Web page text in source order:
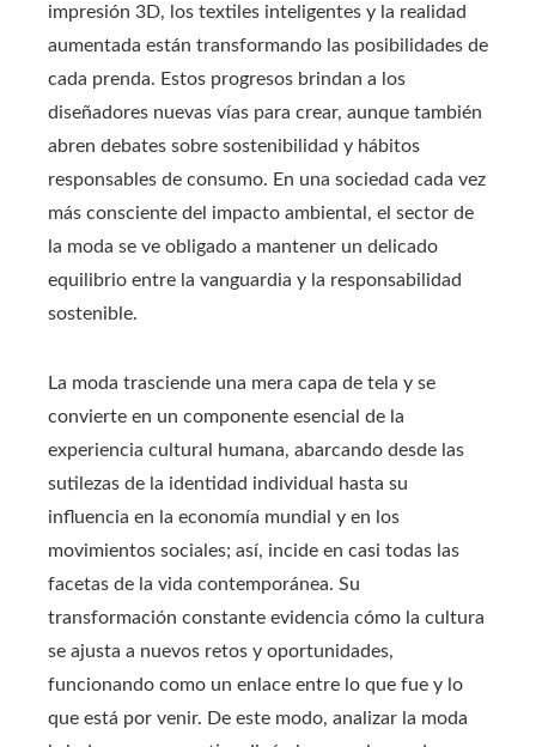
impresión 3D, los textiles inteligentes y la realidad
aumentada están transformando las posibilidades de
cada prenda. Estos progresos brindan a los
diseñadores nuevas vías para crear, aunque también
abren debates sobre sostenibilidad y hábitos
responsables de consumo. En una sociedad cada vez
más consciente del impacto ambiental, el sector de
la moda se ve obligado a mantener un delicado
equilibrio entre la vanguardia y la responsabilidad
sostenible.
La moda trasciende una mera capa de tela y se
convierte en un componente esencial de la
experiencia cultural humana, abarcando desde las
sutilezas de la identidad individual hasta su
influencia en la economía mundial y en los
movimientos sociales; así, incide en casi todas las
facetas de la vida contemporánea. Su
transformación constante evidencia cómo la cultura
se ajusta a nuevos retos y oportunidades,
funcionando como un enlace entre lo que fue y lo
que está por venir. De este modo, analizar la moda